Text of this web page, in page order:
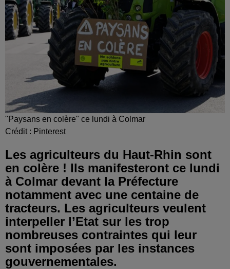
"Paysans en colère" ce lundi à Colmar
Crédit : Pinterest
Les agriculteurs du Haut-Rhin sont
en colère ! Ils manifesteront ce lundi
à Colmar devant la Préfecture
notamment avec une centaine de
tracteurs. Les agriculteurs veulent
interpeller l’Etat sur les trop
nombreuses contraintes qui leur
sont imposées par les instances
gouvernementales.